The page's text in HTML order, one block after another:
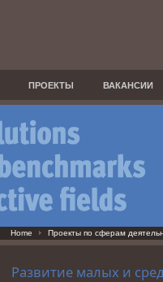
ПРОЕКТЫ ВАКАНСИИ
Home Проекты по сферам
Развитие малых и